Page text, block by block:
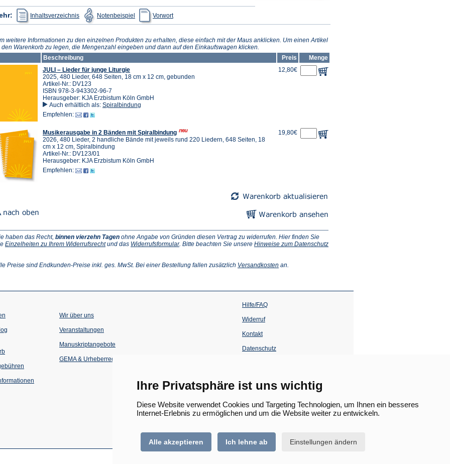
Ihre Privatsphäre ist uns wichtig
Diese Website verwendet Cookies und Targeting Technologien, um Ihnen ein besseres
Internet-Erlebnis zu ermöglichen und um die Website weiter zu entwickeln.
Alle akzeptieren Ich lehne ab Einstellungen ändern
Inhaltsverzeichnis
(Öffnet
in
einem
Tab)
Notenbeispiel
(Öffnet
in
einem
Tab)
Vorwortin
einem
Tab)
weitere Informationen zu den einzelnen Produkten zu erhalten, diese einfach mit der Maus anklicken. Um einen Artikel
den Warenkorb zu legen, die Mengenzahl eingeben und dann auf den Einkaufswagen klicken.
Beschreibung
Preis
Menge
JULI – Lieder für junge Liturgie
2025, 480 Lieder, 648 Seiten, 18 cm x 12 cm, gebunden
Artikel-Nr.: DV123
ISBN 978-3-943302-96-7
Herausgeber: KJA Erzbistum Köln GmbH
Auch erhältlich als: Spiralbindung
Empfehlen:
12,80€
Musikerausgabe in 2 Bänden mit Spiralbindung
2026, 480 Lieder, 2 handliche Bände mit jeweils rund 220 Liedern, 648 Seiten, 18
cm x 12 cm, Spiralbindung
Artikel-Nr.: DV123/01
Herausgeber: KJA Erzbistum Köln GmbH
Empfehlen:
19,80€
haben das Recht, binnen vierzehn Tagen ohne Angabe von Gründen diesen Vertrag zu widerrufen. Hier finden Sie
Einzelheiten zu Ihrem Widerrufsrecht(Öffnet
neuen
und das Widerrufsformular(Öffnet
neuen
. Bitte beachten Sie unsere Hinweise zum Datenschutz
Preise sind Endkunden-Preise inkl. ges. MwSt. Bei einer Bestellung fallen zusätzlich Versandkosten (Öffnet
Tab)
an.
Wir über uns
Veranstaltungen
einem
Tab)
Manuskriptangebote
GEMA & Urheberrecht
Hilfe/FAQ
Widerruf
Kontakt
Datenschutz
einem
neuen